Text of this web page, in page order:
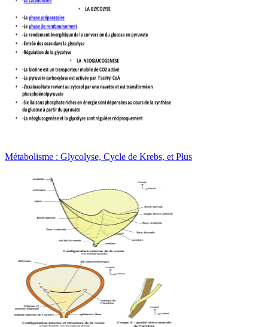
Métabolisme : Glycolyse, Cycle de Krebs, et Plus